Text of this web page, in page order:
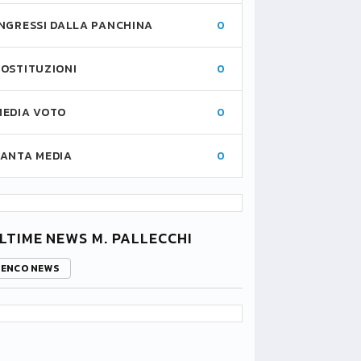
DALLA PANCHINA 0
0
VOTO 0
MEDIA 0
NEWS M. PALLECCHI
NEWS